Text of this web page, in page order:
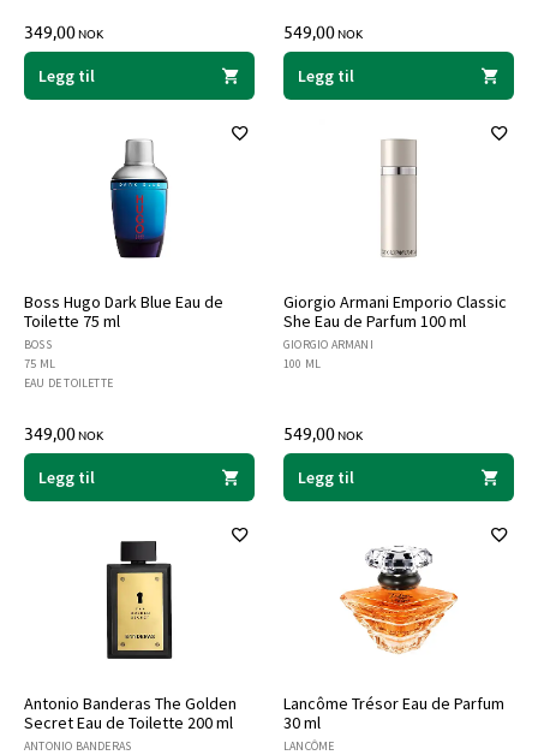
349,00NOK
Legg til
549,00NOK
Legg til
Boss Hugo Dark Blue Eau de
Toilette 75 ml
BOSS
75 ML
EAU DE TOILETTE
349,00NOK
Legg til
Giorgio Armani Emporio Classic
She Eau de Parfum 100 ml
GIORGIO ARMANI
100 ML
549,00NOK
Legg til
Antonio Banderas The Golden
Secret Eau de Toilette 200 ml
ANTONIO BANDERAS
Lancôme Trésor Eau de Parfum
30 ml
LANCÔME